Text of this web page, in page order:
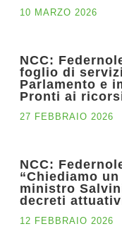
10 MARZO 2026
NCC:
foglio di
Parlamento e
Pronti ai
27 FEBBRAIO 2026
NCC:
“Chiediamo
ministro
decreti
12 FEBBRAIO 2026